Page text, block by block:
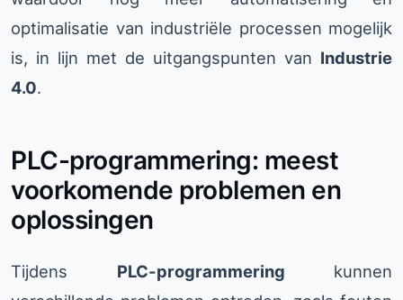
optimalisatie van industriële processen mogelijk
is, in lijn met de uitgangspunten van Industrie
4.0.
PLC-programmering: meest
voorkomende problemen en
oplossingen
Tijdens PLC-programmering kunnen